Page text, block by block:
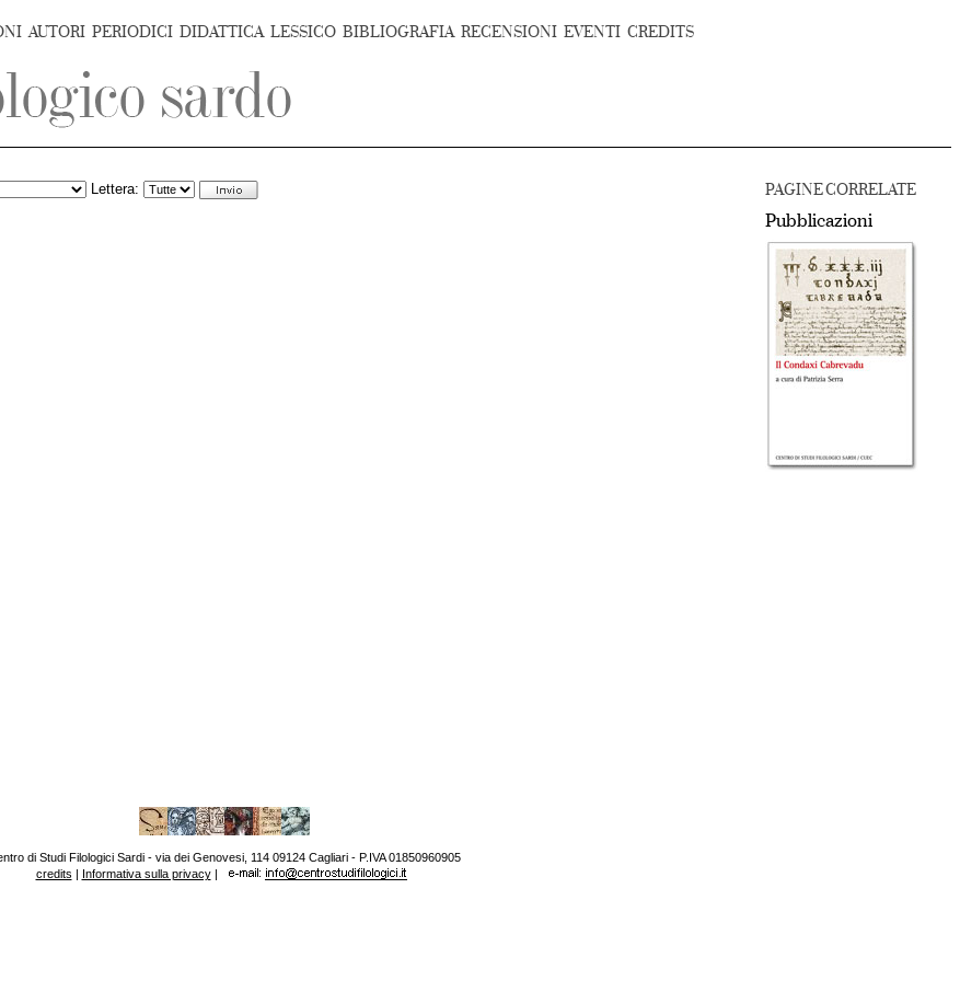
AUTORI PERIODICI DIDATTICA LESSICO BIBLIOGRAFIA RECENSIONI EVENTI CREDITS
PAGINE CORRELATE
Pubblicazioni
Lettera:
di Studi Filologici Sardi - via dei Genovesi, 114 09124 Cagliari - P.IVA 01850960905
credits | Informativa sulla privacy|